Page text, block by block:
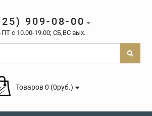
909-08-00
c 10.00-19.00; СБ,ВС вых.
Товаров 0 (0руб.)